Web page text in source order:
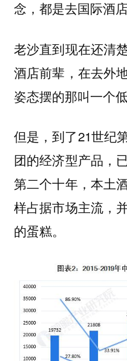
念，都是去国际酒
老沙直到现在还清
酒店前辈，在去外
姿态摆的那叫一个低
但是，到了21世纪
团的经济型产品，
第二个十年，本土
样占据市场主流，
的蛋糕。